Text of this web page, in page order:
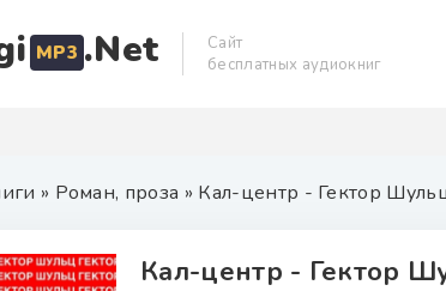
MP3 .Net
Сайт
бесплатных аудиокниг
» Роман, проза » Кал-центр - Гектор
Кал-центр - Гектор